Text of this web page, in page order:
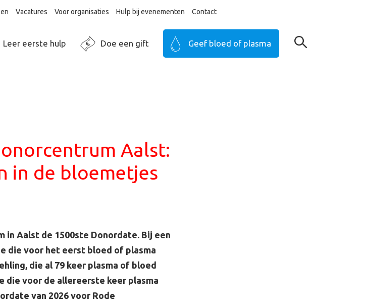
Vacatures Voor organisaties Hulp bij evenementen Contact
Leer eerste hulp Doe een gift Geef bloed of plasma
Aalst:
in de bloemetjes
Aalst de 1500ste Donordate. Bij een
die voor het eerst bloed of plasma
die al 79 keer plasma of bloed
die voor de allereerste keer plasma
van 2026 voor Rode